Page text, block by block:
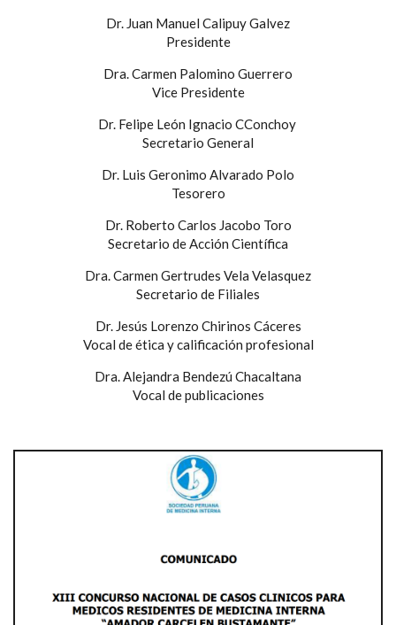
Dr. Juan Manuel Calipuy Galvez
Presidente
Dra. Carmen Palomino Guerrero
Vice Presidente
Dr. Felipe León Ignacio CConchoy
Secretario General
Dr. Luis Geronimo Alvarado Polo
Tesorero
Dr. Roberto Carlos Jacobo Toro
Secretario de Acción Científica
Dra. Carmen Gertrudes Vela Velasquez
Secretario de Filiales
Dr. Jesús Lorenzo Chirinos Cáceres
Vocal de ética y calificación profesional
Dra. Alejandra Bendezú Chacaltana
Vocal de publicaciones